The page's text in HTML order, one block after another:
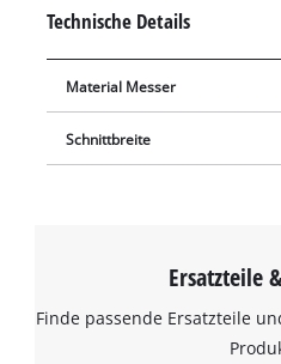
Einhell Ersatzmesser
intakten Ersatzmesser mäht der
und gründlich.
Technische Details
Material Messer
Schnittbreite
Ersatzteile
Finde passende Ersatzteile